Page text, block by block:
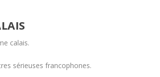
calais.
sérieuses francophones.